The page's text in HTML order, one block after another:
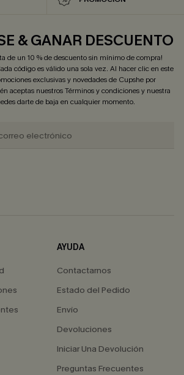
& GANAR DESCUENTO
de un 10 % de descuento sin mínimo de compra!
código es válido una sola vez. Al hacer clic en este
exclusivas y novedades de Cupshe por
aceptas nuestrosTérminos y condicionesy nuestra
darte de baja en cualquier momento.
AYUDA
Contactarnos
Estado del Pedido
Envío
Devoluciones
Iniciar Una Devolución
Preguntas Frecuentes